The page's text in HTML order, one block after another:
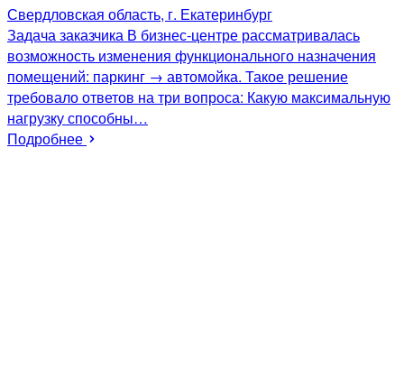
Свердловская область, г. Екатеринбург
Задача заказчика В бизнес-центре рассматривалась
возможность изменения функционального назначения
помещений: паркинг → автомойка. Такое решение
требовало ответов на три вопроса: Какую максимальную
нагрузку способны…
Подробнее